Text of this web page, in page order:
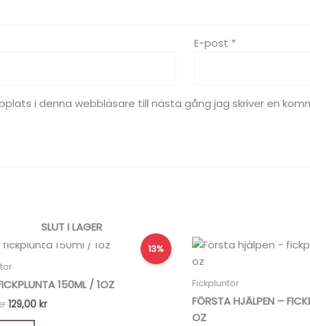
E-post *
i denna webbläsare till nästa gång jag skriver en
13%
SLUT I LAGER
150ML / 1OZ
Det
ursprungliga
priset
149,00 kr.
129,00 kr
Det
nuvarande
129,00 kr.
Fickpluntor
FÖRSTA HJÄLPEN –
OZ
Det
ursprungliga
199,00 kr.
Det